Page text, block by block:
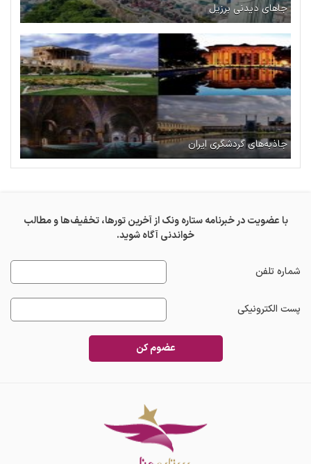
جاهای دیدنی برزیل
جاذبه‌های گردشگری ایران
با عضویت در خبرنامه ستاره ونک از آخرین تورها، تخفیف‌ها و مطالب
خواندنی آگاه شوید.
شماره تلفن
پست الکترونیکی
عضوم کن